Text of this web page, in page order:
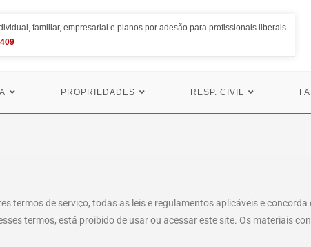
familiar, empresarial e planos por adesão para profissionais liberais.
PROPRIEDADES RESP. CIVIL
termos de serviço, todas as leis e regulamentos aplicáveis e concorda
termos, está proibido de usar ou acessar este site. Os materiais